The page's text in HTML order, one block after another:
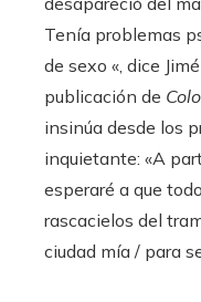
Tenía problemas
de sexo «, dice
publicación de
insinúa desde los
inquietante: «A
esperaré a que
rascacielos del
ciudad mía / para